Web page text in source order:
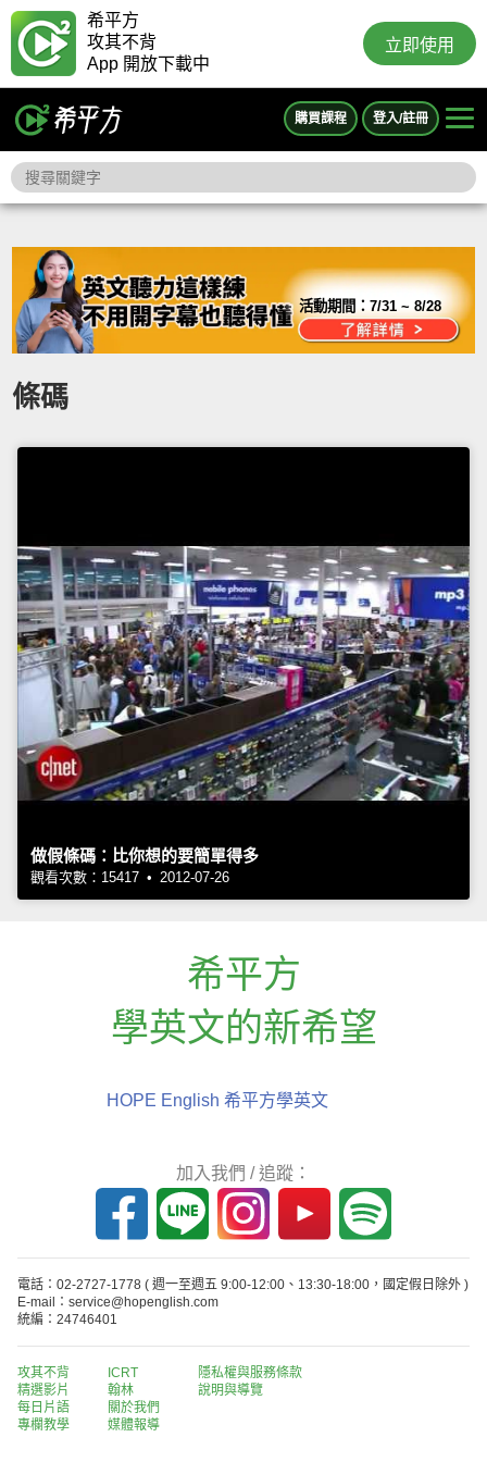
希平方
攻其不背
App 開放下載中
立即使用
購買課程 登入/註冊
活動期間：7/31 ~ 8/28
條碼
做假條碼：比你想的要簡單得多
觀看次數：15417 • 2012-07-26
希平方
學英文的新希望
HOPE English 希平方學英文
加入我們 / 追蹤：
電話：02-2727-1778 ( 週一至週五 9:00-12:00、13:30-18:00，國定假日除外 )
E-mail：service@hopenglish.com
統編：24746401
攻其不背
精選影片
每日片語
專欄教學
ICRT
翰林
關於我們
媒體報導
隱私權與服務條款
說明與導覽